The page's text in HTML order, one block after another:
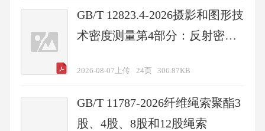
GB/T 12823.4-2026摄影和图形技
术密度测量第4部分：反射密度
2026-08-07上传 24页 306.87KB
GB/T 11787-2026纤维绳索聚酯3
股、4股、8股和12股绳索